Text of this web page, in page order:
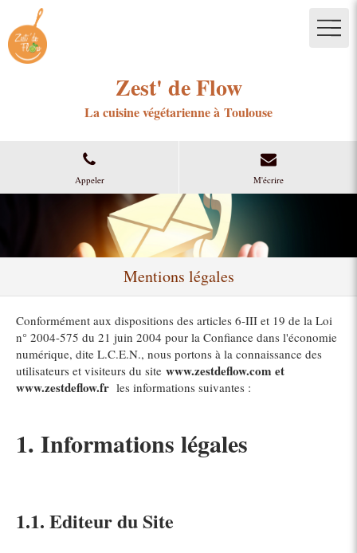
Zest' de Flow
La cuisine végétarienne à Toulouse
Appeler M'écrire
Mentions légales
Conformément aux dispositions des articles 6-III et 19 de la Loi
n° 2004-575 du 21 juin 2004 pour la Confiance dans l'économie
numérique, dite L.C.E.N., nous portons à la connaissance des
utilisateurs et visiteurs du site www.zestdeflow.com et
www.zestdeflow.fr les informations suivantes :
1. Informations légales
1.1. Editeur du Site